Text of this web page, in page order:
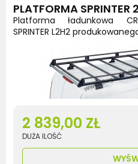
PLATFORMA
Platforma ładunkowa
SPRINTER L2H2
2 839,00 ZŁ
DUŻA ILOŚĆ